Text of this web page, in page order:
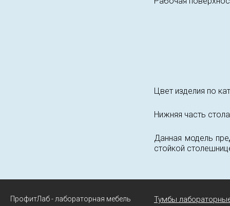
Цвет изделия по
Нижняя часть стола
Данная модель
стойкой
ПрофитЛаб - лабораторная мебель
Тумбы